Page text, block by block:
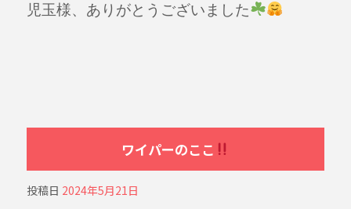
児玉様、ありがとうございました
ワイパーのここ
投稿日 2024年5月21日